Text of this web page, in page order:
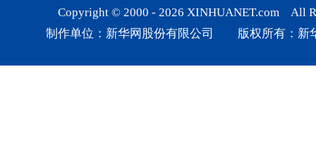
Copyright © 2000 - 2026 XINHUANET.com All
制作单位：新华网股份有限公司 版权所有：新